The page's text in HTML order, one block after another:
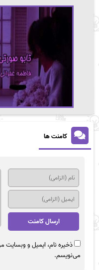
کامنت ها
ذخیره نام، ایمیل و وبسایت
می‌نویسم.